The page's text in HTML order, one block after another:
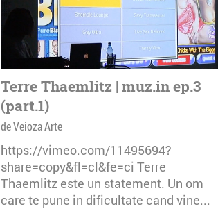
Terre Thaemlitz | muz.in ep.3
(part.1)
de Veioza Arte
https://vimeo.com/11495694?
share=copy&fl=cl&fe=ci Terre
Thaemlitz este un statement. Un om
care te pune in dificultate cand vine...